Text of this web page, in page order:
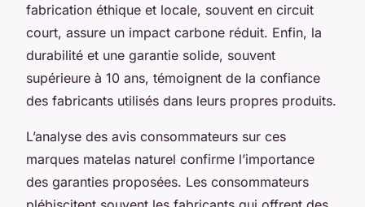
fabrication éthique et locale, souvent en circuit
court, assure un impact carbone réduit. Enfin, la
durabilité et une garantie solide, souvent
supérieure à 10 ans, témoignent de la confiance
des fabricants utilisés dans leurs propres produits.
L’analyse des avis consommateurs sur ces
marques matelas naturel confirme l’importance
des garanties proposées. Les consommateurs